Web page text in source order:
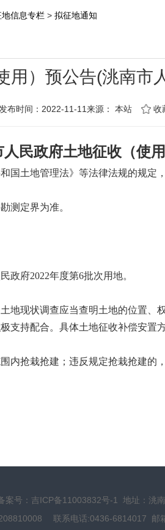
地信息专栏 > 拟征地通知
用）预公告(洮南市
发布时间：2022-11-11来源： 本站 收
人民政府土地征收（使
国土地管理法》等法律法规的规定
测定界为准。
政府2022年度第6批次用地。
地现状调查应当查明土地的位置
支持配合。具体土地征收补偿安置
内抢栽抢建；违反规定抢栽抢建的
案号：吉ICP备11003832号-1
地址：洮
联系电话:0436-6814017 邮